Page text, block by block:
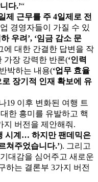
다.’“
제 근무를 주 4일제로 전
경영자들이 가질 수 있
우려’, ‘임금 감소 문
에 대한 간결한 답변을 작
가장 강력한 반론(‘인력
박하는 내용(‘업무 효율
장기적 인재 확보에 유
19 이후 변화된 여행 트
한 흥미를 유발하고 핵
지 버전을 제안해줘.
시계… 하지만 팬데믹은
쳐주었습니다.’). 그리고
대감을 심어주고 새로운
하는 결론부 3가지 버전